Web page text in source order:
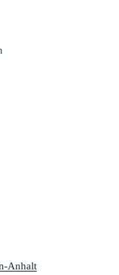
Anhalt